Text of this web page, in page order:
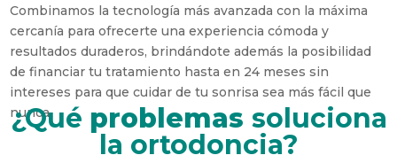
Combinamos la tecnología más avanzada con la máxima
cercanía para ofrecerte una experiencia cómoda y
resultados duraderos, brindándote además la posibilidad
de financiar tu tratamiento hasta en 24 meses sin
intereses para que cuidar de tu sonrisa sea más fácil que
nunca.
¿Qué problemas soluciona
la ortodoncia?